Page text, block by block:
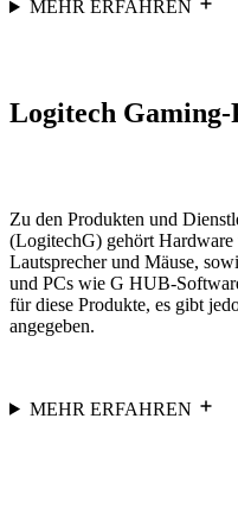
MEHR ERFAHREN
Logitech
Zu den Produkten und
(LogitechG) gehört Hardware
Lautsprecher und Mäuse,
und PCs wie G HUB-
für diese Produkte, es gibt
angegeben.
MEHR ERFAHREN